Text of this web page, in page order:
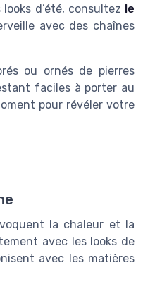
d’été, consultez le
avec des chaînes
ou ornés de pierres
faciles à porter au
pour révéler votre
la chaleur et la
avec les looks de
avec les matières